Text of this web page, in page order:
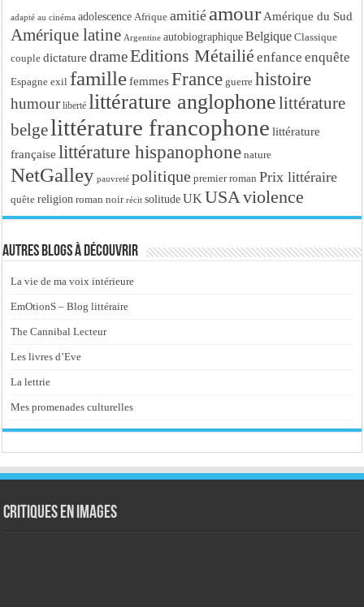
adapté au cinéma adolescence Afrique amitié amour Amérique du Sud
Amérique latine Argentine autobiographique Belgique Classique
couple dictature drameEditions Métailié enfance enquête
Espagne exil famille femmes France guerre histoire
humour liberté littérature anglophonelittérature
belgelittérature francophone littérature
française littérature hispanophone nature
NetGalley pauvreté politique premier roman Prix littéraire
quête religion roman noir récit solitude UK USA violence
Autres blogs à découvrir
La vie de ma voix intérieure
EmOtionS – Blog littéraire
The Cannibal Lecteur
Les livres d’Eve
La lettrie
Mes promenades culturelles
Critiques en images